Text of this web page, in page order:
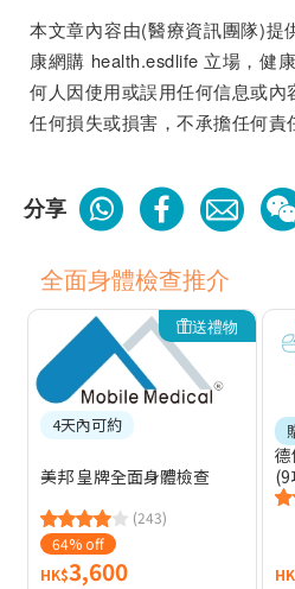
本文章內容由(醫療資訊團隊)提
康網購 health.esdlife 立場，健
何人因使用或誤用任何信息或
任何損失或損害，不承擔任何責
分享
全面身體檢查推介
送禮物
4天內可約
美邦 皇牌全面身體檢查
(243)
64% off
HK$3,600
(9